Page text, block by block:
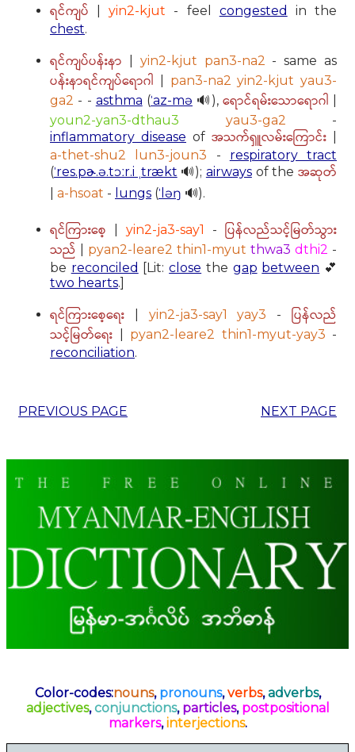
ရင်ကျပ် |yin2-kjut - feel congested
in the
chest.
ရင်ကျပ်ပန်းနာ yin2-kjut pan3-na2 - same as
ပန်းနာရင်ကျပ်ရောဂါ
pan3-na2 yin2-kjut yau3-
ga2 - - asthma (ˈaz-mə 🔊), ရောင်ရမ်းသောရောဂါ
youn2-yan3-dthau3
yau3-ga2 -
inflammatory disease of အသက်ရှူလမ်းကြောင်း
a-thet-shu2 lun3-joun3 - respiratory tract
(ˈres.pɚ.ə.tɔːr.i ˌtrækt 🔊); airwaysof theအဆုတ်
a-hsoat - lungs (ˈləŋ 🔊).
ရင်ကြားစေ့ yin2-ja3-say1 - ပြန်လည်သင့်မြတ်သွား
သည်
pyan2-leare2 thin1-myut thwa3 dthi2 -
be reconciled [Lit:close the gap between 💕
two hearts.]
ရင်ကြားစေ့ရေး yin2-ja3-say1 yay3 -ပြန်လည်
သင့်မြတ်ရေး
pyan2-leare2 thin1-myut-yay3 -
reconciliation.
PREVIOUS PAGE NEXT PAGE
Color-codes:nouns, pronouns,verbs,adverbs,
adjectives,conjunctions, particles, postpositional
markers,interjections.